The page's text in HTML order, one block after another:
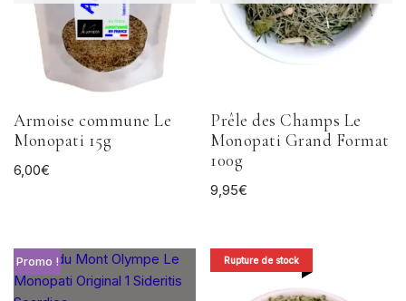
Armoise commune Le
Monopati 15g
6,00€
Prêle des Champs Le
Monopati Grand Format
100g
9,95€
Promo ! Rupture de stock